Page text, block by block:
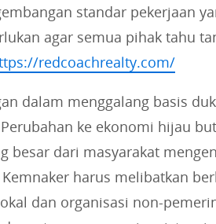
standar pekerjaan
agar semua pihak tahu
redcoachrealty.com/
dalam menggalang basis
ke ekonomi hijau
besar dari masyarakat
harus melibatkan
dan organisasi non-